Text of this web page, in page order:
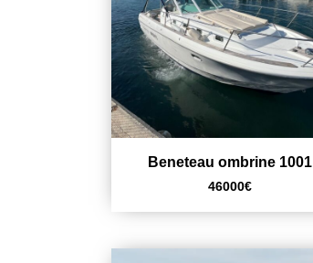
Beneteau ombrine 1001
46000€